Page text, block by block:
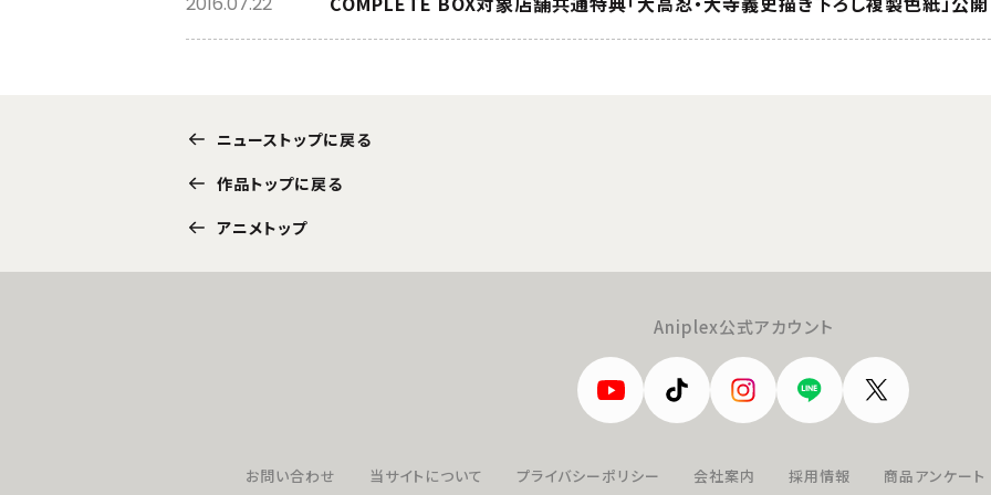
ニューストップに戻る
作品トップに戻る
アニメトップ
Aniplex公式アカウント
お問い合わせ 当サイトについて プライバシーポリシー 会社案内 採用情報 商品アンケート